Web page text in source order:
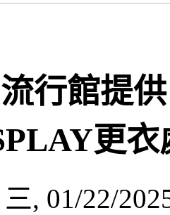
流行館提
更衣
, 01/22/